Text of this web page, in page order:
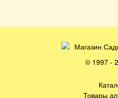
© 1997 -
Товары